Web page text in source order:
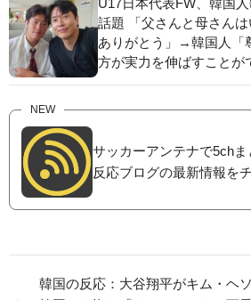
話題 「父さんと母さん
ありがとう」→韓国人「
方が実力を伸ばすことが
応】
NEW
サッカーアンテナで5ch
反応ブログの最新情報を
韓国の反応：大谷翔平がキム・ヘ